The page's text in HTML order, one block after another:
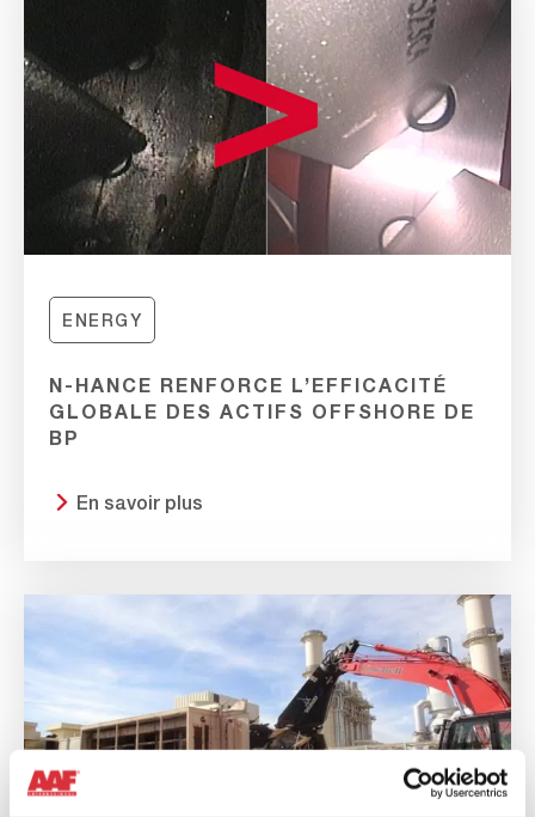
N-
hance
Installation
ENERGY
N-HANCE RENFORCE L’EFFICACITÉ
GLOBALE DES ACTIFS OFFSHORE DE
BP
En savoir plus